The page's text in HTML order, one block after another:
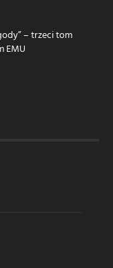
– trzeci tom
EMU